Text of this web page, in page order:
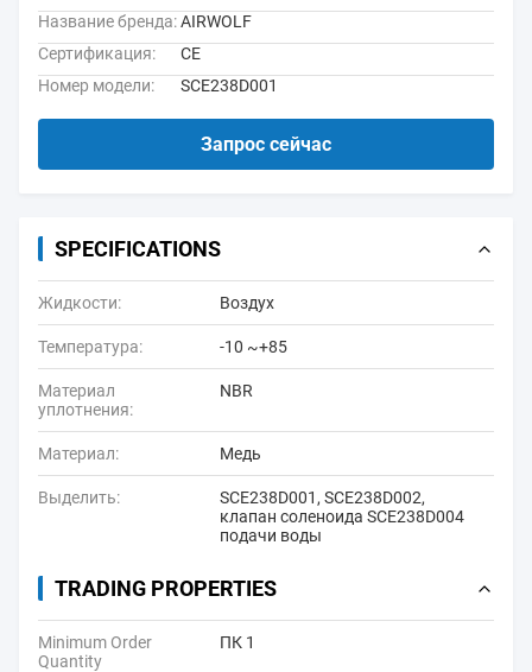
Название бренда:AIRWOLF
Сертификация:
CE
Номер модели:
SCE238D001
Запрос сейчас
SPECIFICATIONS
Жидкости: Воздух
Температура: -10 ~+85
Материал
уплотнения:
NBR
Материал: Медь
Выделить: SCE238D001 , SCE238D002,
клапан соленоида SCE238D004
подачи воды
TRADING PROPERTIES
Minimum Order
Quantity
ПК 1